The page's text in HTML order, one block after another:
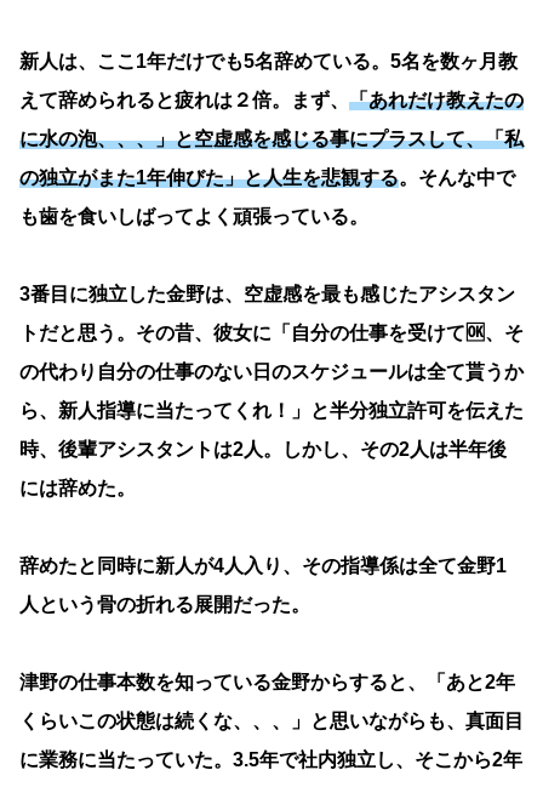
新人は、ここ1年だけでも5名辞めている。5名を数ヶ月教
えて辞められると疲れは２倍。まず、 「あれだけ教えたの
に水の泡、、、」と空虚感を感じる事にプラスして、「私
の独立がまた1年伸びた」と人生を悲観する。そんな中で
も歯を食いしばってよく頑張っている。
3番目に独立した金野は、空虚感を最も感じたアシスタン
トだと思う。その昔、彼女に「自分の仕事を受けて🆗、そ
の代わり自分の仕事のない日のスケジュールは全て貰うか
ら、新人指導に当たってくれ！」と半分独立許可を伝えた
時、後輩アシスタントは2人。しかし、その2人は半年後
には辞めた。
辞めたと同時に新人が4人入り、その指導係は全て金野1
人という骨の折れる展開だった。
津野の仕事本数を知っている金野からすると、「あと2年
くらいこの状態は続くな、、、」と思いながらも、真面目
に業務に当たっていた。3.5年で社内独立し、そこから2年